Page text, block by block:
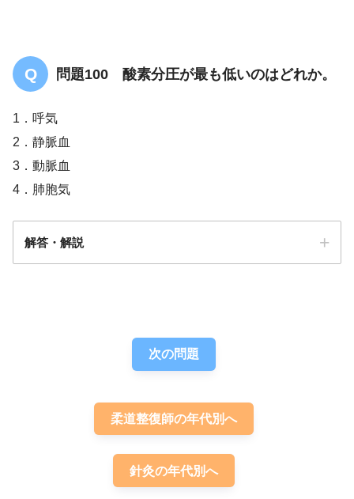
問題100 酸素分圧が最も低いのはどれか。
1．呼気
2．静脈血
3．動脈血
4．肺胞気
解答・解説
次の問題
柔道整復師の年代別へ
針灸の年代別へ